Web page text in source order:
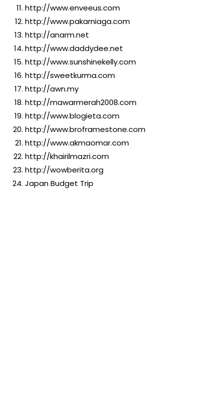
http://www.enveeus.com
http://www.pakarniaga.com
http://anarm.net
http://www.daddydee.net
http://www.sunshinekelly.com
http://sweetkurma.com
http://awn.my
http://mawarmerah2008.com
http://www.blogieta.com
http://www.broframestone.com
http://www.akmaomar.com
http://khairilmazri.com
http://wowberita.org
Japan Budget Trip